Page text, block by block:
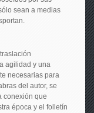
sean a medias
agilidad y una
necesarias para
del autor, se
conexión que
época y el folletín